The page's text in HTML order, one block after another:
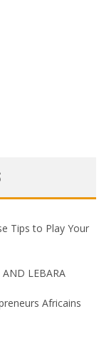
Tips to Play Your
AND LEBARA
Africains